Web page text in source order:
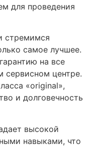
для проведения
стремимся
самое лучшее.
на все
сервисном центре.
«original»,
и долговечность
высокой
навыками, что